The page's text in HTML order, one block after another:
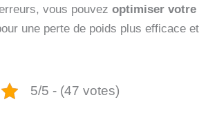
vous pouvez optimiser votre
une perte de poids plus efficace et
5/5 - (47 votes)